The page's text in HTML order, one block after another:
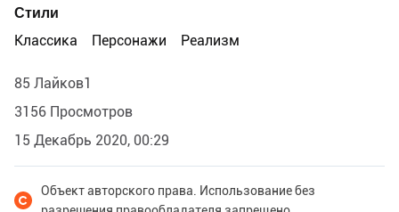
Стили
Классика
Персонажи Реализм
85 Лайков1
3156 Просмотров
15 Декабрь 2020, 00:29
Объект авторского права. Использование без